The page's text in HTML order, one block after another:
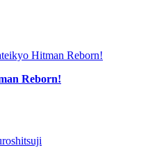
Reborn!